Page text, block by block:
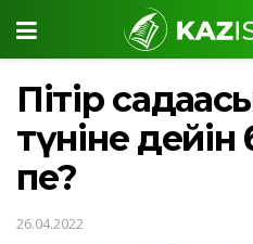
Пітір
түніне
пе?
26.04.2022